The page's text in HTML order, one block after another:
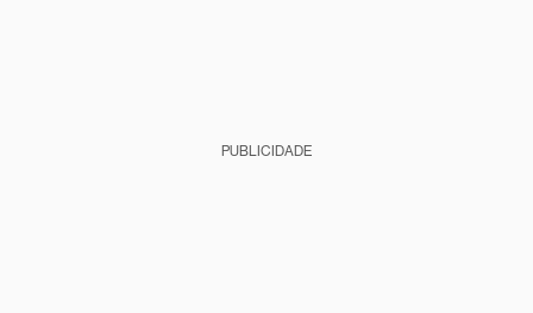
PUBLICIDADE